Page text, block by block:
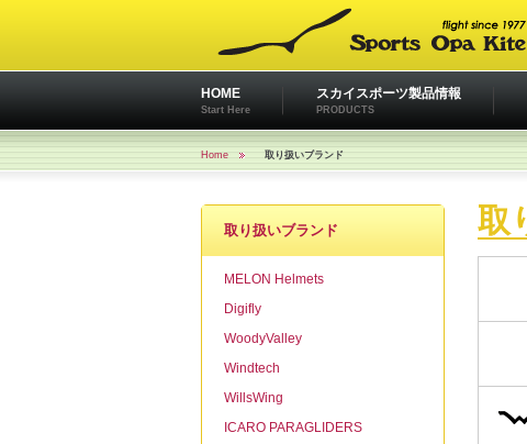
HOME
Start Here
スカイスポーツ製品情報
PRODUCTS
Home 取り扱いブランド
取り扱いブランド
MELON Helmets
Digifly
WoodyValley
Windtech
WillsWing
ICARO PARAGLIDERS
取